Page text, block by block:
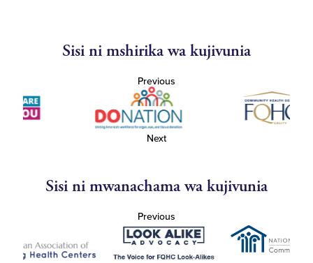
Sisi ni mshirika wa kujivunia
Previous
Next
Sisi ni mwanachama wa kujivunia
Previous